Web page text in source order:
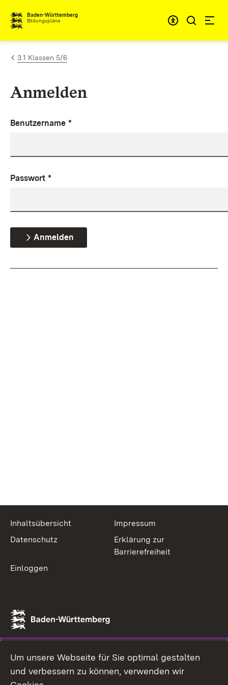
Zum Inhalt springen
Baden-Württemberg
Bildungspläne
3.1 Klassen 5/6
Anmelden
Benutzername *
Passwort *
Anmelden
Inhaltsübersicht
Impressum
Datenschutz
Erklärung zur
Barrierefreiheit
Einloggen
Um unsere Webseite für Sie optimal gestalten
und verbessern zu können, verwenden wir